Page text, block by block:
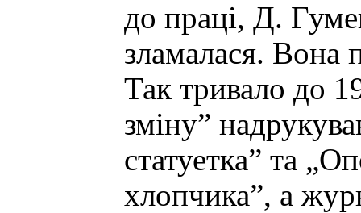
до праці, Д.
зламалася. Вона
Так тривало до
зміну”
статуетка” та
хлопчика”, а